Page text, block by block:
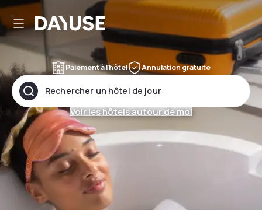
Dayuse
Voir les hôtels autour de moi
Rechercher un hôtel de jour
Paiement à l'hôtel Annulation gratuite